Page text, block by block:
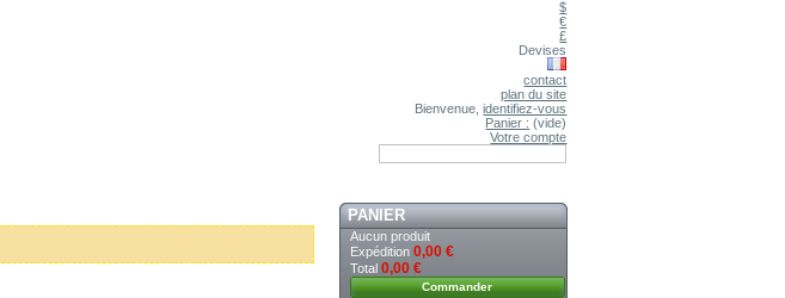
$
€
£
Devises
contact
plan du site
Bienvenue,identifiez-vous
Panier : (vide)
Votre compte
PANIER
Aucun produit
Expédition 0,00 €
Total 0,00 €
Commander